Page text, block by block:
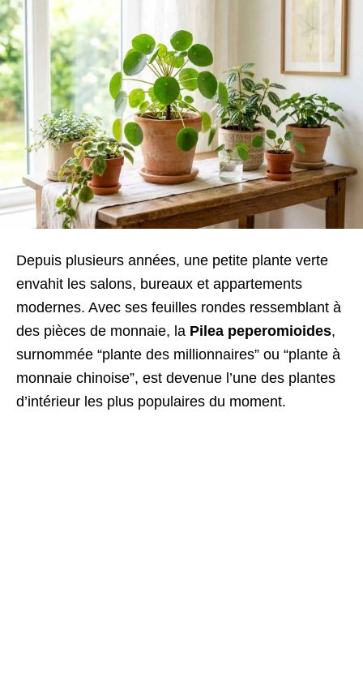
Depuis plusieurs années, une petite plante verte
envahit les salons, bureaux et appartements
modernes. Avec ses feuilles rondes ressemblant à
des pièces de monnaie, la Pilea peperomioides,
surnommée “plante des millionnaires” ou “plante à
monnaie chinoise”, est devenue l’une des plantes
d’intérieur les plus populaires du moment.